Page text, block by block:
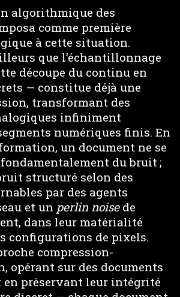
algorithmique des
comme première
à cette situation.
que l’échantillonnage
découpe du continu en
— constitue déjà une
transformant des
infiniment
numériques finis. En
un document ne se
du bruit ;
structuré selon des
par des agents
et un perlin noisede
dans leur matérialité
configurations de pixels.
compression-
opérant sur des documents
en préservant leur intégrité